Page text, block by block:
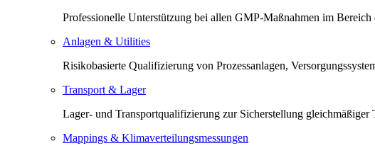
Professionelle Unterstützung bei allen GMP-Maßnahmen im
Anlagen & Utilities
Risikobasierte Qualifizierung von Prozessanlagen,
Transport & Lager
Lager- und Transportqualifizierung zur Sicherstellung
Mappings & Klimaverteilungsmessungen